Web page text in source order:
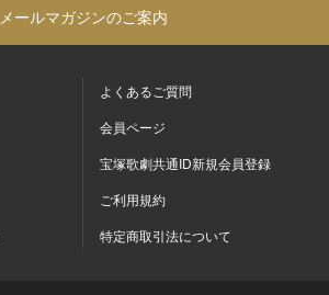
メールマガジンのご案内
よくあるご質問
会員ページ
宝塚歌劇共通ID新規会員登録
ご利用規約
特定商取引法について